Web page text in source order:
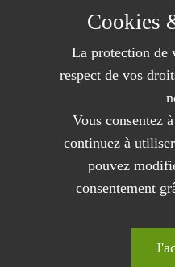
85670 ST
Téléphone : 02 51
Email :
Gîte de groupe de 20
de réunion wifi à 20
Mentions légales et
Cookies
La protection de
respect de vos
Vous consentez
continuez à
pouvez
consentement